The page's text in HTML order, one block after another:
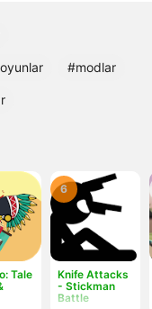
#modlar
Tale
Knife Attacks
- Stickman
Battle
6